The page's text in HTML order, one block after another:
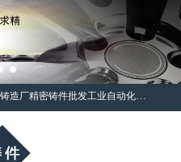
造厂精密铸件批发工业自动化精密铸件